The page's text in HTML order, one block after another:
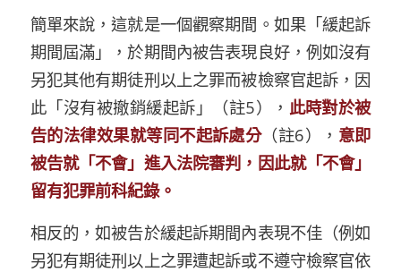
簡單來說 ，這就是一個觀察期間 。 如果「緩起訴
期間屆滿 」 ， 於期間內被告表現良好， 例如沒有
另犯其他有期徒刑以上之罪而被檢察官起訴 ， 因
此 「沒有被撤銷緩起訴 」 （註5） ， 此時對於被
告的法律效果就等同不起訴處分（註6） ， 意即
被告就「不會」 進入法院審判，因此就「不會」
留有犯罪前科紀錄。
相反的，如被告於緩起訴期間內表現不佳 （例如
另犯有期徒刑以上之罪遭起訴或不遵守檢察官依